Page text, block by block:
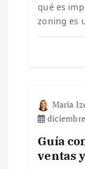
qué es
zoning es
Maria
Guía
ventas